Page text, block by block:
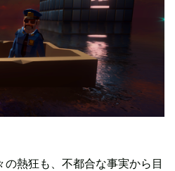
の熱狂も、不都合な事実から目